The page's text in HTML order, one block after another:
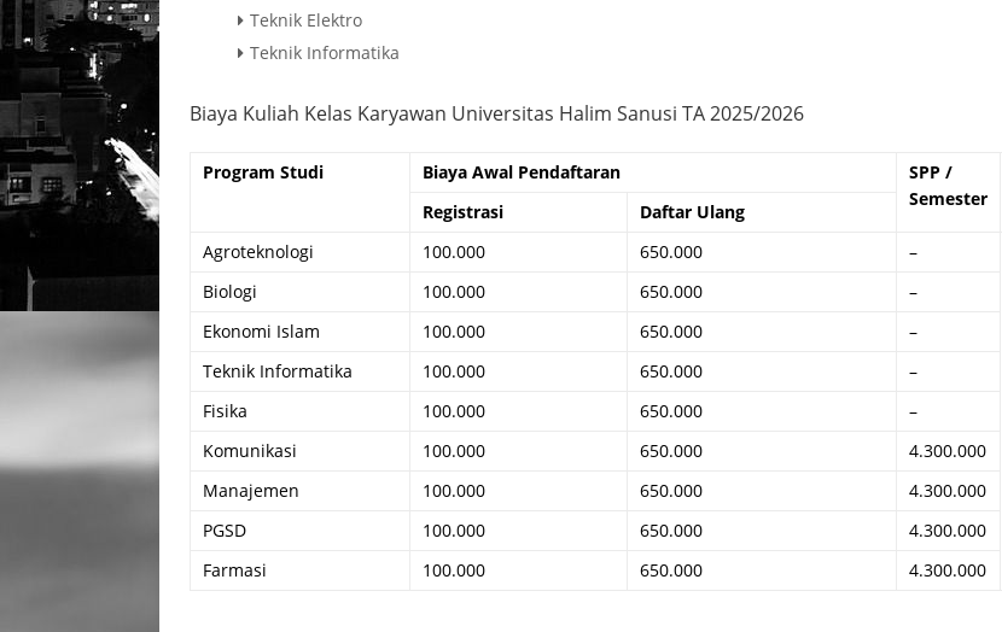
Teknik Elektro
Teknik Informatika
Biaya Kuliah Kelas Karyawan Universitas Halim Sanusi TA 2025/2026
Program Studi Biaya Awal Pendaftaran
SPP /
Semester
Registrasi
Daftar Ulang
Agroteknologi
100.000 650.000 –
Biologi
100.000 650.000
–
Ekonomi Islam
100.000 650.000
–
Teknik Informatika
100.000 650.000
–
Fisika
100.000 650.000
–
Komunikasi
100.000 650.000
4.300.000
Manajemen
100.000 650.000
4.300.000
PGSD
100.000 650.000
4.300.000
Farmasi
100.000 650.000 4.300.000